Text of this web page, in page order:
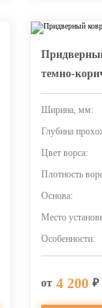
темно-
Ширина, мм:
Глубина
Цвет ворса:
Плотность
Основа:
Место
Особенности:
от 4 200 ₽